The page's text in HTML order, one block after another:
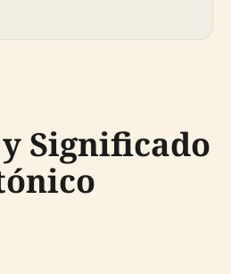
Significado